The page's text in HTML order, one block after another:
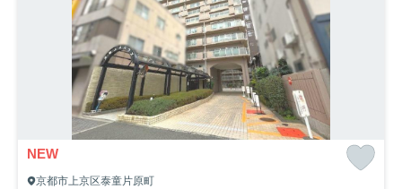
NEW
京都市上京区泰童片原町